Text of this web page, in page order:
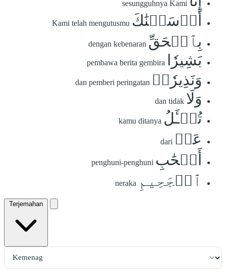
sesungguhnya Kami
أَرۡسَلۡنَٰكَ Kami telah mengutusmu
بِٱلۡحَقِّ dengan kebenaran
بَشِيرٗا pembawa berita gembira
وَنَذِيرٗاۖ dan pemberi peringatan
وَلَا dan tidak
تُسۡـَٔلُ kamu ditanya
عَنۡ dari
أَصۡحَٰبِ penghuni-penghuni
ٱلۡجَحِيمِ neraka
Terjemahan